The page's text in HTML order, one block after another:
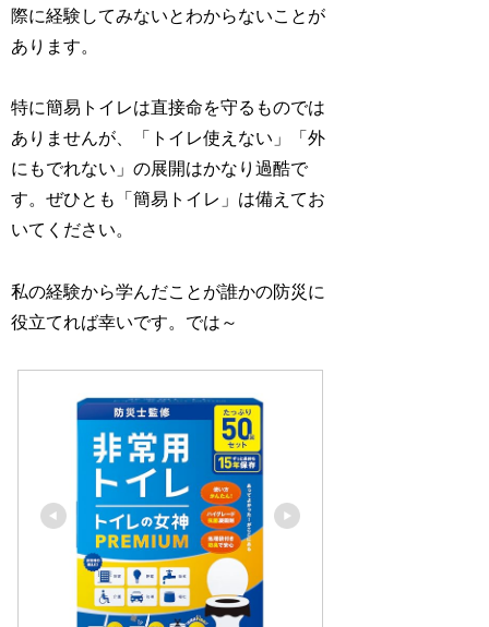
際に経験してみないとわからないことが
あります。
特に簡易トイレは直接命を守るものでは
ありませんが、「トイレ使えない」「外
にもでれない」の展開はかなり過酷で
す。ぜひとも「簡易トイレ」は備えてお
いてください。
私の経験から学んだことが誰かの防災に
役立てれば幸いです。では～